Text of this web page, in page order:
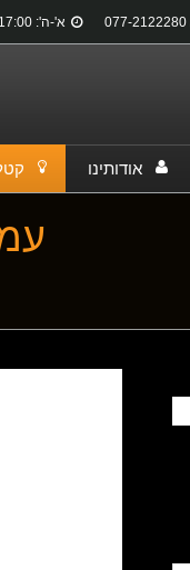
א'-ה': 08:30-17:00
אודותינו